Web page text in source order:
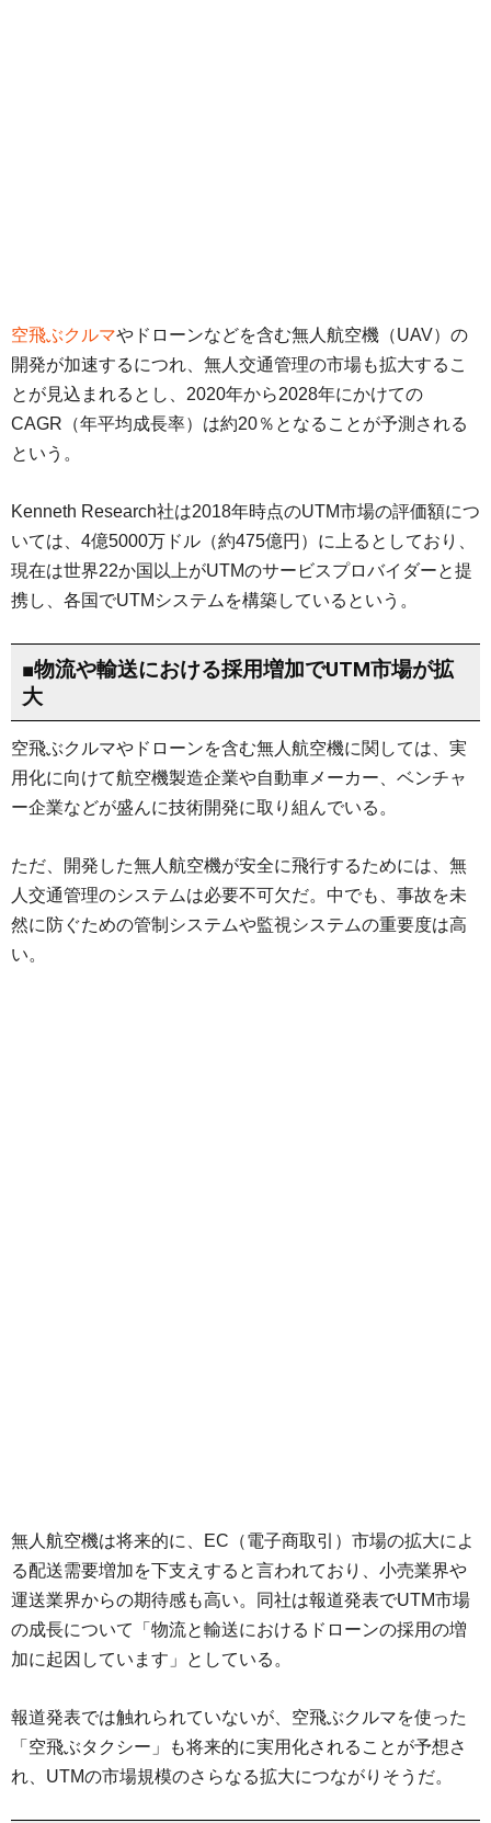
空飛ぶクルマやドローンなどを含む無人航空機（UAV）の
開発が加速するにつれ、無人交通管理の市場も拡大するこ
とが見込まれるとし、2020年から2028年にかけての
CAGR（年平均成長率）は約20％となることが予測される
という。
Kenneth Research社は2018年時点のUTM市場の評価額につ
いては、4億5000万ドル（約475億円）に上るとしており、
現在は世界22か国以上がUTMのサービスプロバイダーと提
携し、各国でUTMシステムを構築しているという。
■物流や輸送における採用増加でUTM市場が拡
大
空飛ぶクルマやドローンを含む無人航空機に関しては、実
用化に向けて航空機製造企業や自動車メーカー、ベンチャ
ー企業などが盛んに技術開発に取り組んでいる。
ただ、開発した無人航空機が安全に飛行するためには、無
人交通管理のシステムは必要不可欠だ。中でも、事故を未
然に防ぐための管制システムや監視システムの重要度は高
い。
無人航空機は将来的に、EC（電子商取引）市場の拡大によ
る配送需要増加を下支えすると言われており、小売業界や
運送業界からの期待感も高い。同社は報道発表でUTM市場
の成長について「物流と輸送におけるドローンの採用の増
加に起因しています」としている。
報道発表では触れられていないが、空飛ぶクルマを使った
「空飛ぶタクシー」も将来的に実用化されることが予想さ
れ、UTMの市場規模のさらなる拡大につながりそうだ。